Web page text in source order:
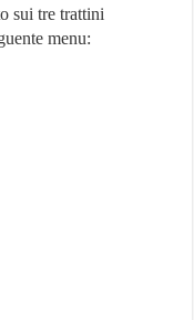
sui tre trattini
menu: